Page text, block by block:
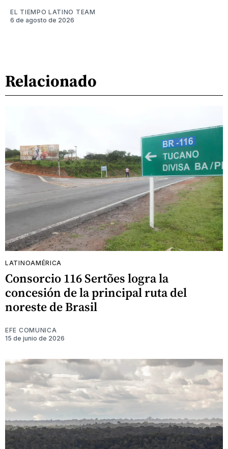
EL TIEMPO LATINO TEAM
6 de agosto de 2026
Relacionado
LATINOAMÉRICA
Consorcio 116 Sertões logra la
concesión de la principal ruta del
noreste de Brasil
EFE COMUNICA
15 de junio de 2026